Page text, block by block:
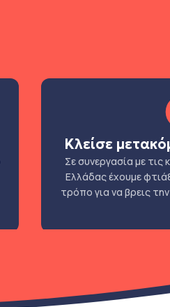
Κλείσε
Σε συνεργασία με
Ελλάδας έχουμε
τρόπο για να βρεις